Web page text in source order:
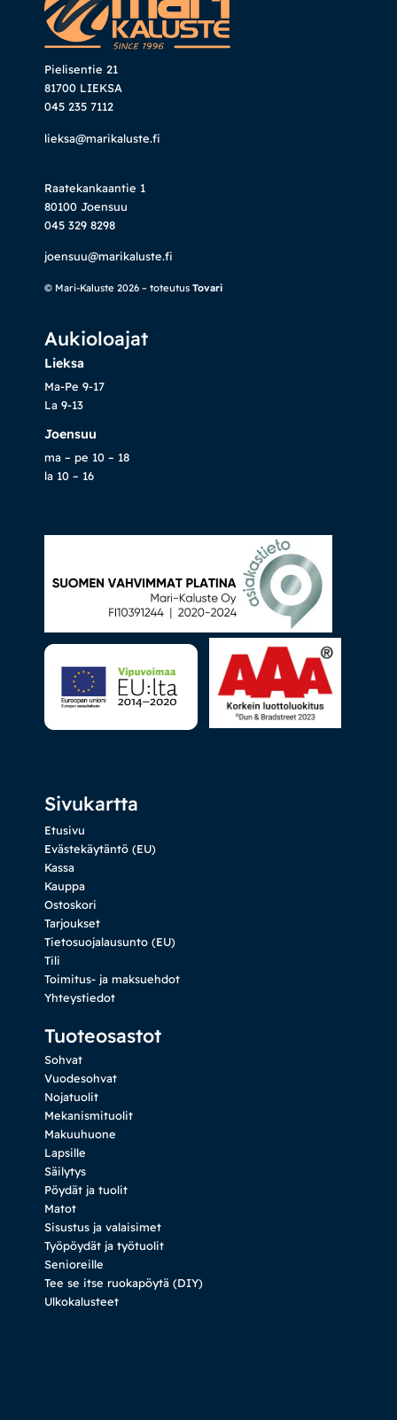
Pielisentie 21
81700 LIEKSA
045 235 7112
lieksa@marikaluste.fi
Raatekankaantie 1
80100 Joensuu
045 329 8298
joensuu@marikaluste.fi
© Mari-Kaluste 2026 – toteutus Tovari
Aukioloajat
Lieksa
Ma-Pe 9-17
La 9-13
Joensuu
ma – pe 10 – 18
la 10 – 16
Sivukartta
Etusivu
Evästekäytäntö (EU)
Kassa
Kauppa
Ostoskori
Tarjoukset
Tietosuojalausunto (EU)
Tili
Toimitus- ja maksuehdot
Yhteystiedot
Tuoteosastot
Sohvat
Vuodesohvat
Nojatuolit
Mekanismituolit
Makuuhuone
Lapsille
Säilytys
Pöydät ja tuolit
Matot
Sisustus ja valaisimet
Työpöydät ja työtuolit
Senioreille
Tee se itse ruokapöytä (DIY)
Ulkokalusteet